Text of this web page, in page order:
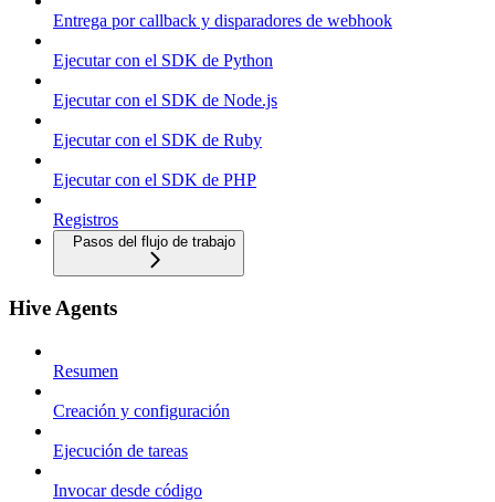
Entrega por callback y disparadores de webhook
Ejecutar con el SDK de Python
Ejecutar con el SDK de Node.js
Ejecutar con el SDK de Ruby
Ejecutar con el SDK de PHP
Registros
Pasos del flujo de trabajo
Hive Agents
Resumen
Creación y configuración
Ejecución de tareas
Invocar desde código